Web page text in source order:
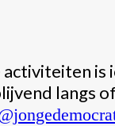
langs